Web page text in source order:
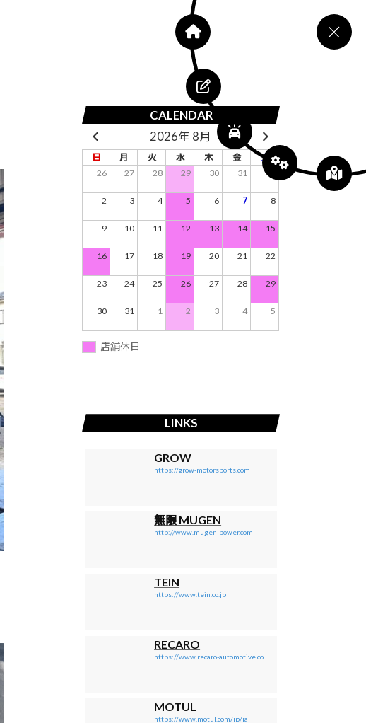
CALENDAR
2026年 8月
日 月 火 水 木 金
土
26
27 28 29 30 31
2 3 4 5 6 7 8
9 10 11 12 13 14 15
16 17 18 19 20 21 22
23 24 25 26 27 28 29
30 31 1 2 3 4 5
店舗休日
LINKS
GROW
https://grow-motorsports.com
無限 MUGEN
http://www.mugen-power.com
TEIN
https://www.tein.co.jp
RECARO
MOTUL
https://www.motul.com/jp/ja